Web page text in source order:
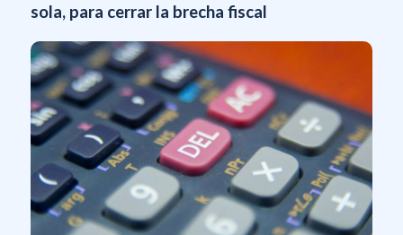
sola, para cerrar la brecha fiscal